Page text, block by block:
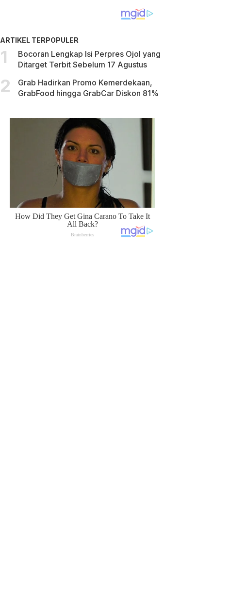
ARTIKEL TERPOPULER
Bocoran Lengkap Isi Perpres Ojol yang
Ditarget Terbit Sebelum 17 Agustus
Grab Hadirkan Promo Kemerdekaan,
GrabFood hingga GrabCar Diskon 81%